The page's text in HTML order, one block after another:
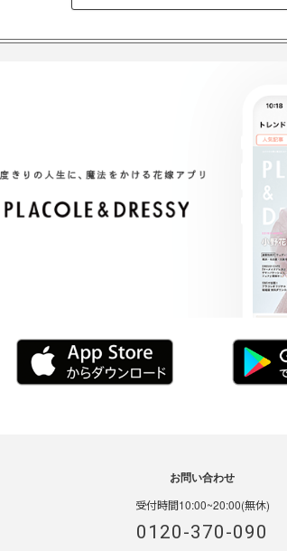
お問い合わせ
受付時間10:00~20:00(無休)
0120-370-090